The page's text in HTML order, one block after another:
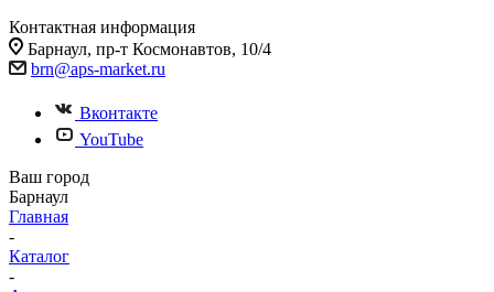
Контактная информация
Барнаул, пр-т Космонавтов, 10/4
brn@aps-market.ru
Вконтакте
YouTube
Ваш город
Барнаул
Главная
-
Каталог
-